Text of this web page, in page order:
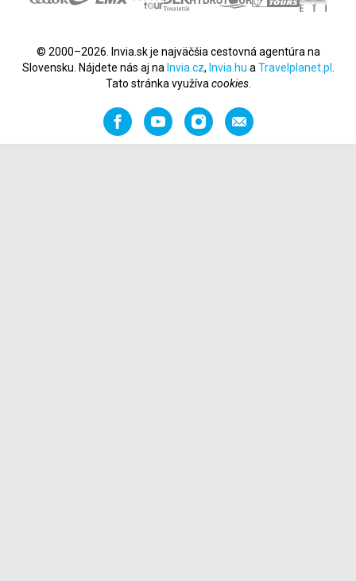
© 2000–2026. Invia.sk je najväčšia cestovná agentúra na
Slovensku. Nájdete nás aj na Invia.cz, Invia.hu a Travelplanet.pl
Tato stránka využíva cookies.
FacebookYouTubeInstagramOdporučiť